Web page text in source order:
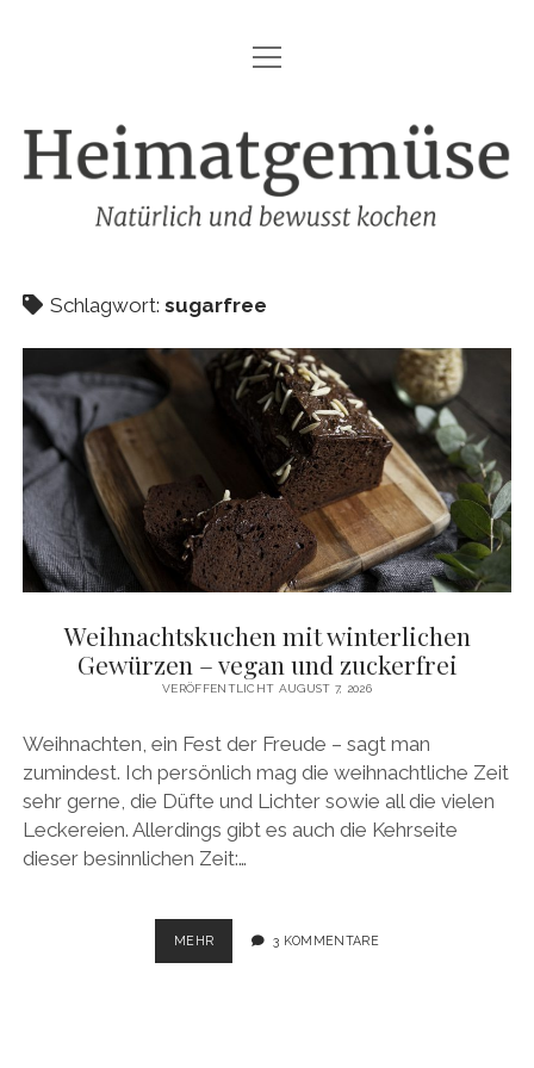
HEIMATGEMÜSE
DAS KOCHBUCH
FOODFOTOGRAFIE
REZEPTE
IMPRESSUM
DATENSCHUTZ
facebook
pinterestinstagram
amazon
E-
Mail
Menü
öffnen
Heimatgemüse
Schlagwort: sugarfree
Weihnachtskuchen mit winterlichen
Gewürzen – vegan und zuckerfrei
VERÖFFENTLICHT AUGUST 7, 2026
Weihnachten, ein Fest der Freude – sagt man
zumindest. Ich persönlich mag die weihnachtliche Zeit
sehr gerne, die Düfte und Lichter sowie all die vielen
Leckereien. Allerdings gibt es auch die Kehrseite
dieser besinnlichen Zeit:…
MEHRWEIHNACHTSKUCHEN
MIT
3 KOMMENTARE